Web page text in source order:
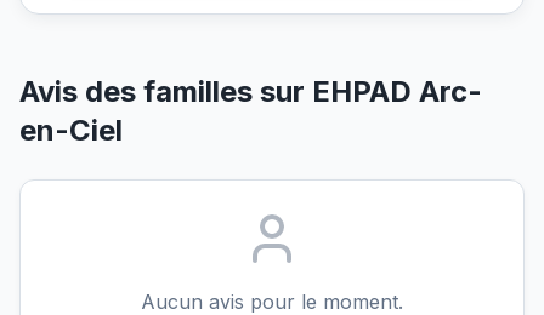
Avis des familles sur EHPAD Arc-
en-Ciel
Aucun avis pour le moment.